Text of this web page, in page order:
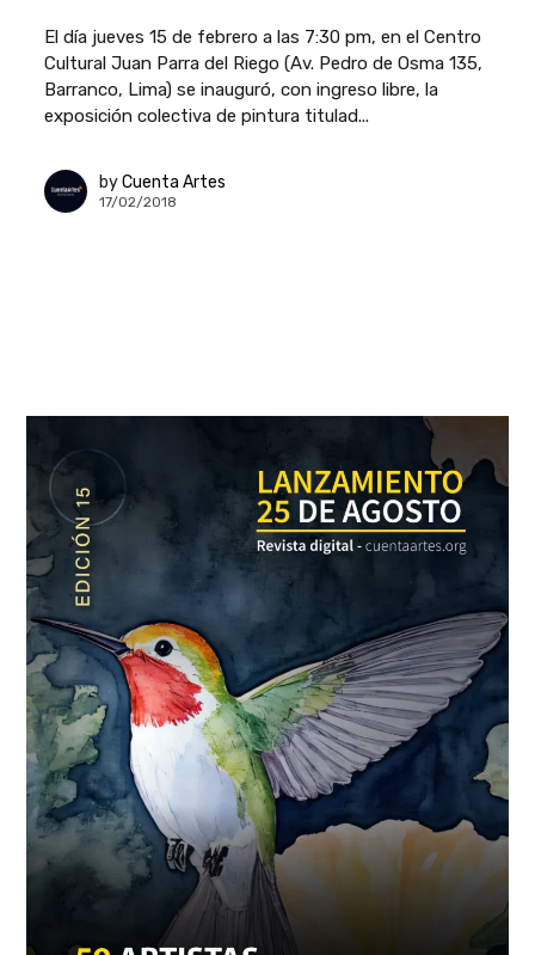
El día jueves 15 de febrero a las 7:30 pm, en el Centro
Cultural Juan Parra del Riego (Av. Pedro de Osma 135,
Barranco, Lima) se inauguró, con ingreso libre, la
exposición colectiva de pintura titulad...
by Cuenta Artes
17/02/2018